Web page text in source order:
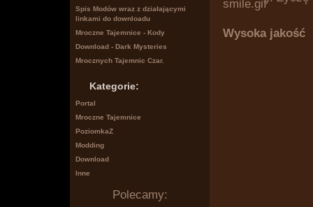
Spis Modów wraz z działającymi
linkami do downloadu
Mroczne Tajemnice - Kody
Download - Dark Mysteries
Mrocznych Tajemnic Czar.
Kategorie:
Portal
Mroczne Tajemnice
PoziomkaZ
Modding
Download
Inne
Polecamy:
Wysoka jakość